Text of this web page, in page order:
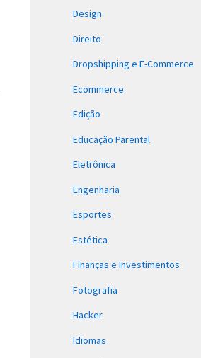
Design
Direito
Dropshipping e E-Commerce
Ecommerce
Edição
Educação Parental
Eletrônica
Engenharia
Esportes
Estética
Finanças e Investimentos
Fotografia
Hacker
Idiomas